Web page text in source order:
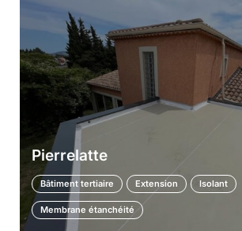
Pierrelatte
Bâtiment tertiaire Extension Isolant
Membrane étanchéité